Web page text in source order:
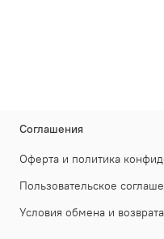
Соглашения
Оферта и политика
Пользовательское
Условия обмена и возврата